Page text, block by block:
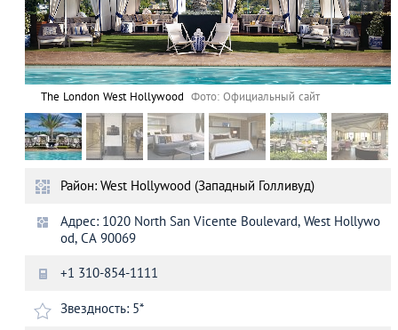
The London West Hollywood Фото: Официальный сайт
Район: West Hollywood (Западный Голливуд)
Адрес: 1020 North San Vicente Boulevard, West Hollywo
od, CA 90069
+1 310-854-1111
Звездность: 5*